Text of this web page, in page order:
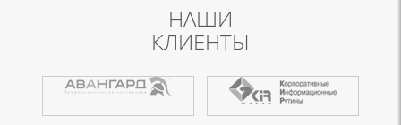
НАШИ
КЛИЕНТЫ